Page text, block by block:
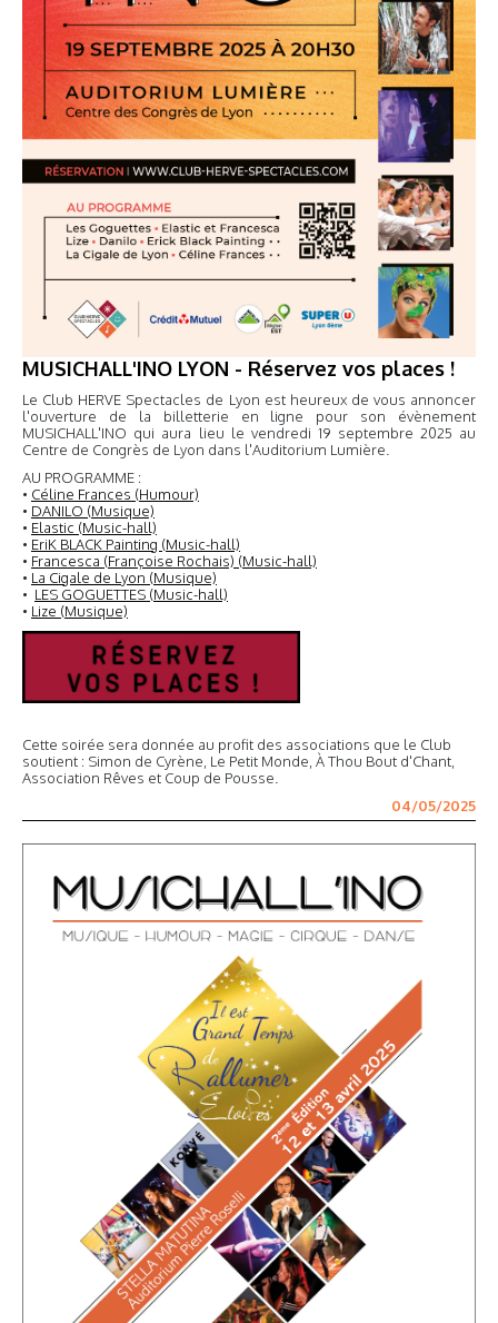
MUSICHALL'INO LYON - Réservez vos places !
Le Club HERVE Spectacles de Lyon est heureux de vous annoncer
l'ouverture de la billetterie en ligne pour son évènement
MUSICHALL'INO qui aura lieu le vendredi 19 septembre 2025 au
Centre de Congrès de Lyon dans l'Auditorium Lumière.
AU PROGRAMME :
• Céline Frances (Humour)
• DANILO (Musique)
• Elastic (Music-hall)
• EriK BLACK Painting (Music-hall)
• Francesca (Françoise Rochais) (Music-hall)
• La Cigale de Lyon (Musique)
• LES GOGUETTES (Music-hall)
• Lize (Musique)
Cette soirée sera donnée au profit des associations que le Club
soutient : Simon de Cyrène, Le Petit Monde, À Thou Bout d'Chant,
Association Rêves et Coup de Pousse.
04/05/2025